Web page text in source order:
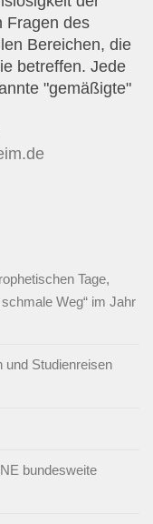
Fragen des
Bereichen, die
betreffen. Jede
"gemäßigte"
Tage,
Weg“ im Jahr
und Studienreisen
bundesweite